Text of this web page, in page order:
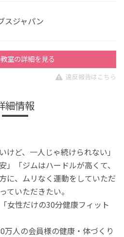
スジャパン
室の詳細を見る
違反報告はこちら
細情報
けど、一人じゃ続けられない」
」「ジムはハードルが高くて、
に、ムリなく運動をしていただ
ていただきたい。
女性だけの30分健康フィット
人の会員様の健康・体づくり